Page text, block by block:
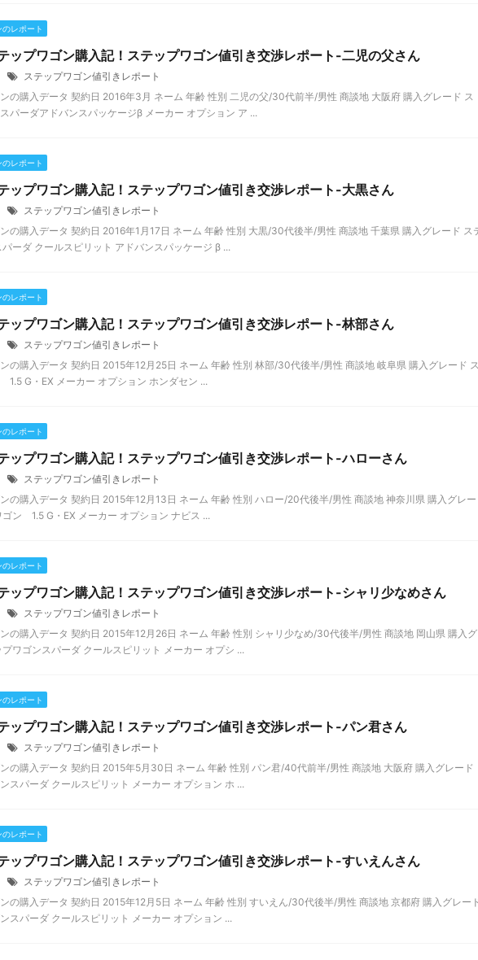
レポート
ップワゴン購入記！ステップワゴン値引き交渉レポート-二児の父さん
ステップワゴン値引きレポート
の購入データ 契約日 2016年3月 ネーム 年齢 性別 二児の父/30代前半/男性 商談地 大阪府 購入グレード ス
パーダアドバンスパッケージβ メーカー オプション ア ...
レポート
ップワゴン購入記！ステップワゴン値引き交渉レポート-大黒さん
ステップワゴン値引きレポート
の購入データ 契約日 2016年1月17日 ネーム 年齢 性別 大黒/30代後半/男性 商談地 千葉県 購入グレード ス
パーダ クールスピリット アドバンスパッケージ β ...
レポート
ップワゴン購入記！ステップワゴン値引き交渉レポート-林部さん
ステップワゴン値引きレポート
の購入データ 契約日 2015年12月25日 ネーム 年齢 性別 林部/30代後半/男性 商談地 岐阜県 購入グレード
1.5 G・EX メーカー オプション ホンダセン ...
レポート
ップワゴン購入記！ステップワゴン値引き交渉レポート-ハローさん
ステップワゴン値引きレポート
の購入データ 契約日 2015年12月13日 ネーム 年齢 性別 ハロー/20代後半/男性 商談地 神奈川県 購入グレー
ゴン 1.5 G・EX メーカー オプション ナビス ...
レポート
ップワゴン購入記！ステップワゴン値引き交渉レポート-シャリ少なめさん
ステップワゴン値引きレポート
の購入データ 契約日 2015年12月26日 ネーム 年齢 性別 シャリ少なめ/30代後半/男性 商談地 岡山県 購入グ
プワゴンスパーダ クールスピリット メーカー オプシ ...
レポート
ップワゴン購入記！ステップワゴン値引き交渉レポート-パン君さん
ステップワゴン値引きレポート
の購入データ 契約日 2015年5月30日 ネーム 年齢 性別 パン君/40代前半/男性 商談地 大阪府 購入グレード
スパーダ クールスピリット メーカー オプション ホ ...
レポート
ップワゴン購入記！ステップワゴン値引き交渉レポート-すいえんさん
ステップワゴン値引きレポート
の購入データ 契約日 2015年12月5日 ネーム 年齢 性別 すいえん/30代後半/男性 商談地 京都府 購入グレー
スパーダ クールスピリット メーカー オプション ...